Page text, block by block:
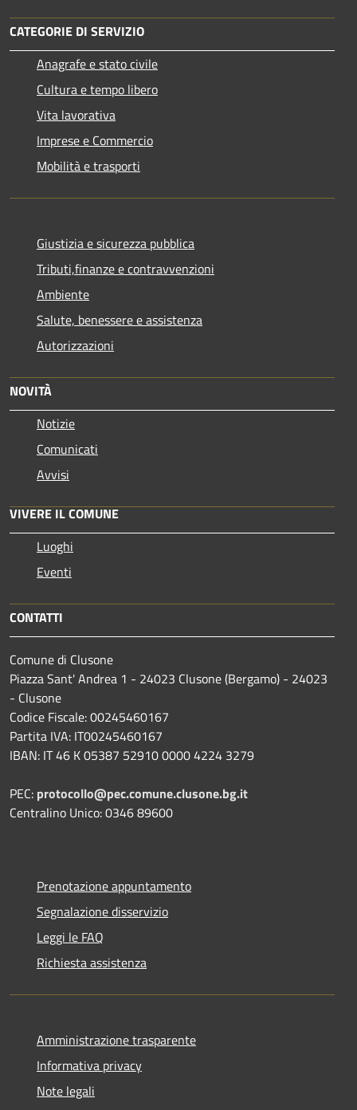
CATEGORIE DI SERVIZIO
Anagrafe e stato civile
Cultura e tempo libero
Vita lavorativa
Imprese e Commercio
Mobilità e trasporti
Giustizia e sicurezza pubblica
Tributi,finanze e contravvenzioni
Ambiente
Salute, benessere e assistenza
Autorizzazioni
NOVITÀ
Notizie
Comunicati
Avvisi
VIVERE IL COMUNE
Luoghi
Eventi
CONTATTI
Comune di Clusone
Piazza Sant' Andrea 1 - 24023 Clusone (Bergamo) - 24023
- Clusone
Codice Fiscale: 00245460167
Partita IVA: IT00245460167
IBAN: IT 46 K 05387 52910 0000 4224 3279
PEC: protocollo@pec.comune.clusone.bg.it
Centralino Unico: 0346 89600
Prenotazione appuntamento
Segnalazione disservizio
Leggi le FAQ
Richiesta assistenza
Amministrazione trasparente
Informativa privacy
Note legali